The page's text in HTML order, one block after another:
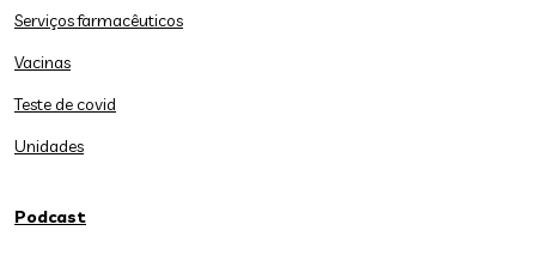
Serviços farmacêuticos
Vacinas
Teste de covid
Unidades
Podcast